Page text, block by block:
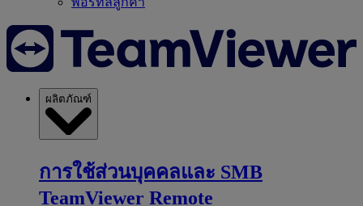
ผลิตภัณฑ์
การใช้ส่วนบุคคลและ SMB
TeamViewer Remote